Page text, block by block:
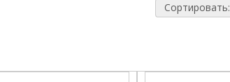
Сортировать: